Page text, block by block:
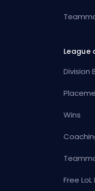
League
Division
Wins
Free